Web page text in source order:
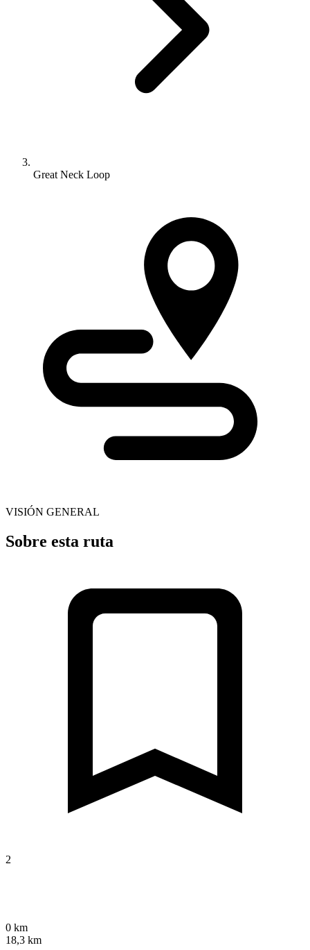
Great Neck Loop
VISIÓN GENERAL
Sobre esta ruta
2
0 km
18,3 km